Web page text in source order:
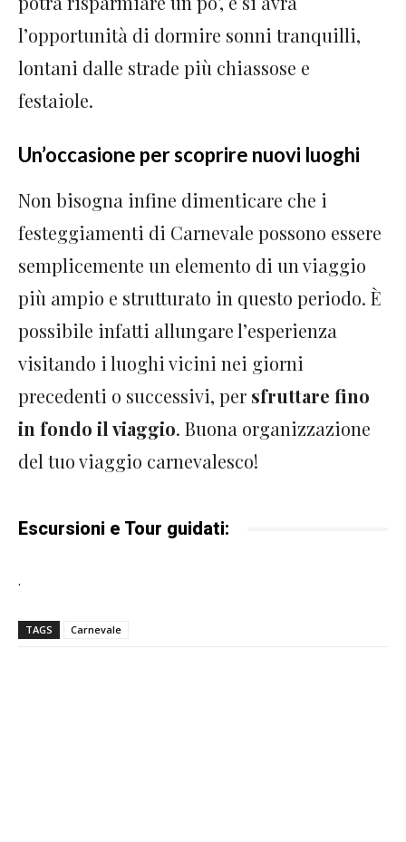
l’opportunità di dormire sonni tranquilli,
lontani dalle strade più chiassose e
festaiole.
Un’occasione per scoprire nuovi luoghi
Non bisogna infine dimenticare che i
festeggiamenti di Carnevale possono essere
semplicemente un elemento di un viaggio
più ampio e strutturato in questo periodo. È
possibile infatti allungare l’esperienza
visitando i luoghi vicini nei giorni
precedenti o successivi, per sfruttare fino
in fondo il viaggio. Buona organizzazione
del tuo viaggio carnevalesco!
Escursioni e Tour guidati:
.
TAGS Carnevale